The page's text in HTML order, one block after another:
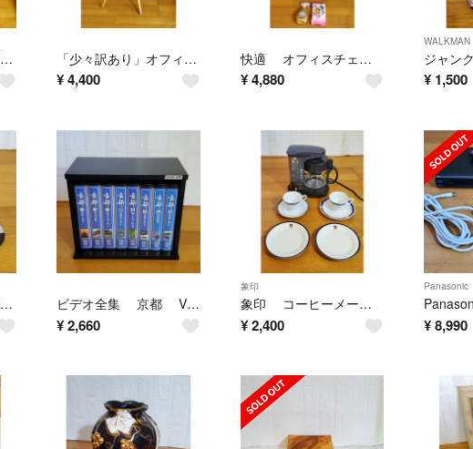
TOSHIBA 32型 液晶テレビ アンテナ線&リモコン付 東芝REGZA 「少々訳あり」オフィスチェア デスクチェア 安定脚 モノトーン 椅子 白黒
¥4,400
​快適 オフィスチェア デスクチェア 安定脚 ホワイトxブラック 椅子
¥ 4,880
WALKMAN
¥ 1,500
​【即日防犯】 薄型窓アラーム3個 ＆ LED点滅ダミー！防犯カメラ1台 ビデオ全集 京都 VHS 全8巻セット 収納ラック付 日本通信教育連盟
¥2,660
象印
象印 コーヒーメーカー & ジバンシィなど ティーセット おもてなし食器
¥ 2,400
Panasonic
¥8,990